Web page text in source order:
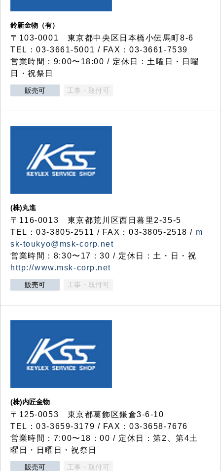
鈴新金物（有）
〒103-0001 東京都中央区日本橋小伝馬町8-6
TEL：03-3661-5001 / FAX：03-3661-7539
営業時間：9:00〜18:00 / 定休日：土曜日・日曜
日・祝祭日
販売可 工事・取付可
(株)丸進
〒116-0013 東京都荒川区西日暮里2-35-5
TEL：03-3805-2511 / FAX：03-3805-2518 / m
sk-toukyo@msk-corp.net
営業時間：8:30〜17：30 / 定休日：土・日・祝
http://www.msk-corp.net
販売可 工事・取付可
(株)内匠金物
〒125-0053 東京都葛飾区鎌倉3-6-10
TEL：03-3659-3179 / FAX：03-3658-7676
営業時間：7:00〜18：00 / 定休日：第2、第4土
曜日・日曜日・祝祭日
販売可 工事・取付可